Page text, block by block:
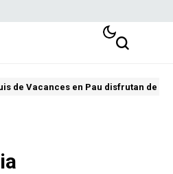
de Vacances en Pau disfrutan de